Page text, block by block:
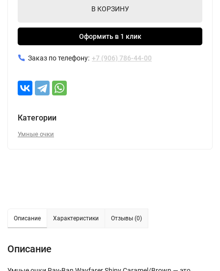
В КОРЗИНУ
Оформить в 1 клик
Заказ по телефону: +7 (906) 786-44-00
Категории
Умные очки
Описание Характеристики Отзывы (0)
Описание